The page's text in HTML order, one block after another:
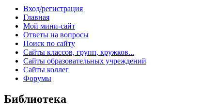
Вход/регистрация
Главная
Мой мини-сайт
Ответы на вопросы
Поиск по сайту
Сайты классов, групп, кружков...
Сайты образовательных учреждений
Сайты коллег
Форумы
Библиотека